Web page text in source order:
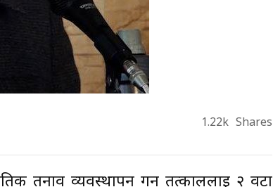
1.22k Shares
तनाव व्यवस्थापन गर्न तत्काललाई २ वटा